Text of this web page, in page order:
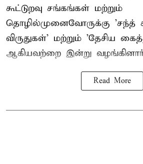
கூட்டுறவு சங்கங்கள் மற்றும்
தொழில்முனைவோருக்கு 'சந்த்
விருதுகள்' மற்றும் 'தேசிய
ஆகியவற்றை இன்று
Read More